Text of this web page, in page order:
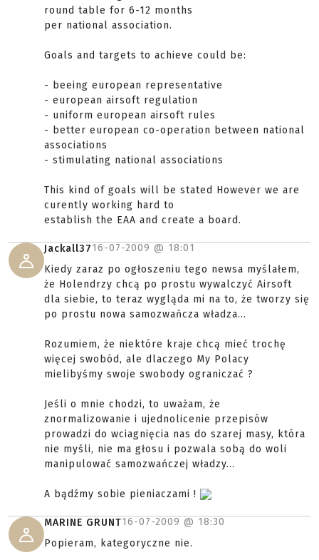
round table for 6-12 months
per national association.
Goals and targets to achieve could be:
- beeing european representative
- european airsoft regulation
- uniform european airsoft rules
- better european co-operation between national
associations
- stimulating national associations
This kind of goals will be stated However we are
curently working hard to
establish the EAA and create a board.
Jackall3716-07-2009 @ 18:01
Kiedy zaraz po ogłoszeniu tego newsa myślałem,
że Holendrzy chcą po prostu wywalczyć Airsoft
dla siebie, to teraz wygląda mi na to, że tworzy się
po prostu nowa samozwańcza władza...
Rozumiem, że niektóre kraje chcą mieć trochę
więcej swobód, ale dlaczego My Polacy
mielibyśmy swoje swobody ograniczać ?
Jeśli o mnie chodzi, to uważam, że
znormalizowanie i ujednolicenie przepisów
prowadzi do wciagnięcia nas do szarej masy, która
nie myśli, nie ma głosu i pozwala sobą do woli
manipulować samozwańczej władzy...
A bądźmy sobie pieniaczami !
MARINE GRUNT16-07-2009 @ 18:30
Popieram, kategoryczne nie.